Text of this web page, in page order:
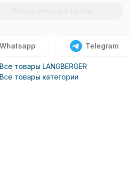
Whatsapp Telegram
Все товары LANGBERGER
Все товары категории